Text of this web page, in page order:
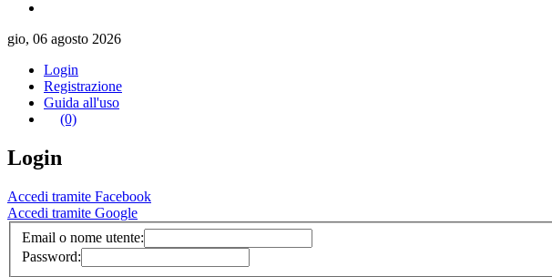
gio, 06 agosto 2026
Login
Registrazione
Guida all'uso
(0)
Login
Accedi tramite Facebook
Accedi tramite Google
Email o nome utente:
Password: